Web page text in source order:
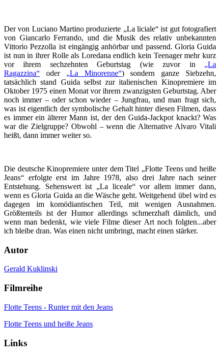
Der von Luciano Martino produzierte „La liciale“ ist gut fotografiert
von Giancarlo Ferrando, und die Musik des relativ unbekannten
Vittorio Pezzolla ist eingängig anhörbar und passend. Gloria Guida
ist nun in ihrer Rolle als Loredana endlich kein Teenager mehr kurz
vor ihrem sechzehnten Geburtstag (wie zuvor in „La
Ragazzina“ oder „La Minorenne“) sondern ganze Siebzehn,
tatsächlich stand Guida selbst zur italienischen Kinopremiere im
Oktober 1975 einen Monat vor ihrem zwanzigsten Geburtstag. Aber
noch immer – oder schon wieder – Jungfrau, und man fragt sich,
was ist eigentlich der symbolische Gehalt hinter diesen Filmen, dass
es immer ein älterer Mann ist, der den Guida-Jackpot knackt? Was
war die Zielgruppe? Obwohl – wenn die Alternative Alvaro Vitali
heißt, dann immer weiter so.
Die deutsche Kinopremiere unter dem Titel „Flotte Teens und heiße
Jeans“ erfolgte erst im Jahre 1978, also drei Jahre nach seiner
Entstehung. Sehenswert ist „La liceale“ vor allem immer dann,
wenn es Gloria Guida an die Wäsche geht. Weitgehend übel wird es
dagegen im komödiantischen Teil, mit wenigen Ausnahmen.
Größtenteils ist der Humor allerdings schmerzhaft dämlich, und
wenn man bedenkt, wie viele Filme dieser Art noch folgten...aber
ich bleibe dran. Was einen nicht umbringt, macht einen stärker.
Autor
Gerald Kuklinski
Filmreihe
Flotte Teens - Runter mit den Jeans
Flotte Teens und heiße Jeans
Links